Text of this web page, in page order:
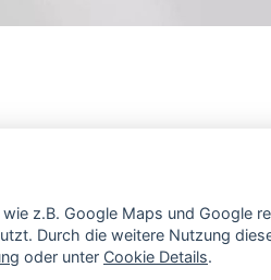
z.B. Google Maps und Google
Durch die weitere Nutzung
oder unter Cookie Details.